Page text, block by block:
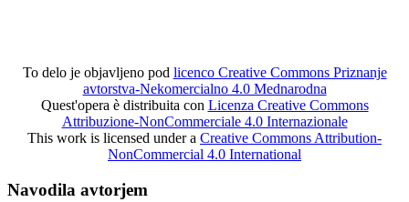
To delo je objavljeno pod licenco Creative Commons Priznanje
avtorstva-Nekomercialno 4.0 Mednarodna
Quest'opera è distribuita con Licenza Creative Commons
Attribuzione-NonCommerciale 4.0 Internazionale
This work is licensed under a Creative Commons Attribution-
NonCommercial 4.0 International
Navodila avtorjem